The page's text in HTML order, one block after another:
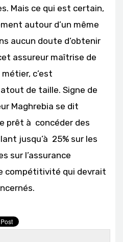
Mais ce qui est certain,
autour d’un même
aucun doute d’obtenir
assureur maîtrise de
c’est
de taille. Signe de
Maghrebia se dit
prêt à concéder des
jusqu’à 25% sur les
sur l’assurance
compétitivité qui devrait